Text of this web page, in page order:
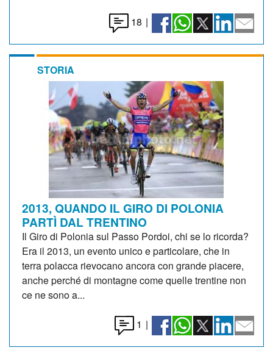
18 |
STORIA
2013, QUANDO IL GIRO DI POLONIA
PARTÌ DAL TRENTINO
Il Giro di Polonia sul Passo Pordoi, chi se lo ricorda?
Era il 2013, un evento unico e particolare, che in
terra polacca rievocano ancora con grande piacere,
anche perché di montagne come quelle trentine non
ce ne sono a...
1 |